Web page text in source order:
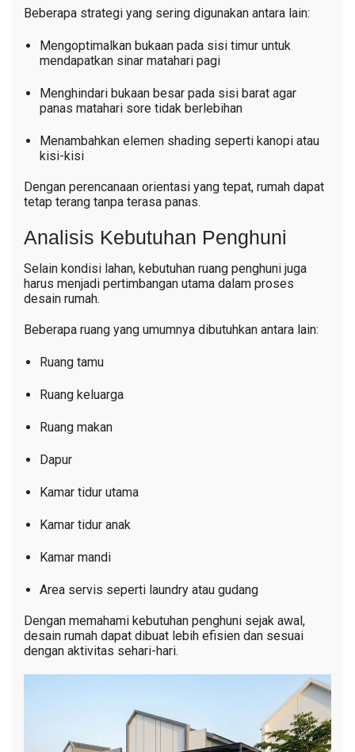
Beberapa strategi yang sering digunakan antara lain:
Mengoptimalkan bukaan pada sisi timur untuk
mendapatkan sinar matahari pagi
Menghindari bukaan besar pada sisi barat agar
panas matahari sore tidak berlebihan
Menambahkan elemen shading seperti kanopi atau
kisi-kisi
Dengan perencanaan orientasi yang tepat, rumah dapat
tetap terang tanpa terasa panas.
Analisis Kebutuhan Penghuni
Selain kondisi lahan, kebutuhan ruang penghuni juga
harus menjadi pertimbangan utama dalam proses
desain rumah.
Beberapa ruang yang umumnya dibutuhkan antara lain:
Ruang tamu
Ruang keluarga
Ruang makan
Dapur
Kamar tidur utama
Kamar tidur anak
Kamar mandi
Area servis seperti laundry atau gudang
Dengan memahami kebutuhan penghuni sejak awal,
desain rumah dapat dibuat lebih efisien dan sesuai
dengan aktivitas sehari-hari.